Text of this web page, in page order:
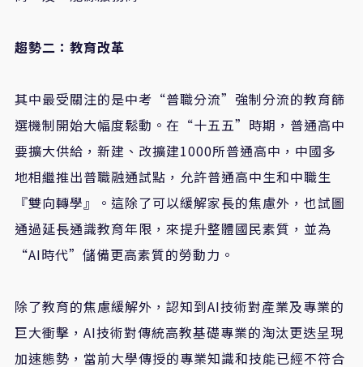
趨勢二：教育改革
其中最受關注的是中考“普職分流”強制分流的教育篩
選機制開始大幅度鬆動。在“十五五”時期，普通高中
要擴大供給，新建、改擴建1000所普通高中，中國多
地相繼推出普職融通試點，允許普通高中生和中職生
『雙向轉學』。這除了可以緩解家長的焦慮外，也試圖
通過延長通識教育年限，來提升整體國民素質，並為
“AI時代”儲備更高素質的勞動力。
除了教育的焦慮緩解外，認知到AI技術對產業及專業的
巨大衝擊，AI技術對傳統高教基礎專業的淘汰更迭呈現
加速態勢，當前大學傳授的專業知識和技能已經不符合